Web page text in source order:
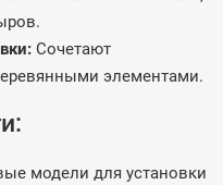
Сочетают
элементами.
модели для установки